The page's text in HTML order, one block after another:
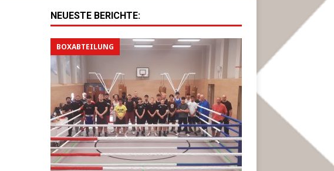
NEUESTE BERICHTE:
BOXABTEILUNG